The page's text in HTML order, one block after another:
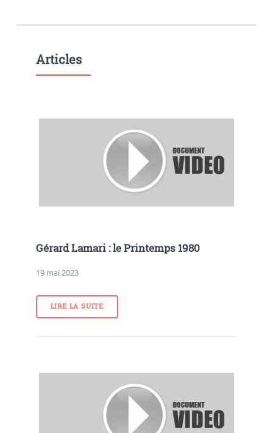
Articles
Gérard Lamari : le Printemps 1980
19 mai 2023
LIRE LA SUITE